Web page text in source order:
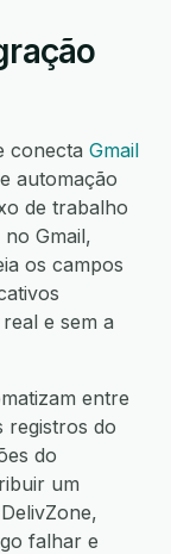
conecta Gmail
automação
de trabalho
Gmail,
os campos
e sem a
entre
registros do
do
um
falhar e